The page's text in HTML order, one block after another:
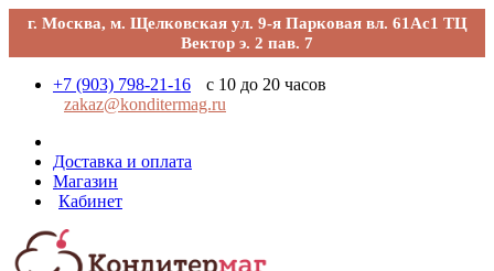
г. Москва, м. Щелковская ул. 9-я Парковая вл. 61Ас1 ТЦ
Вектор э. 2 пав. 7
+7 (903) 798-21-16
с 10 до 20 часов
zakaz@konditermag.ru
Доставка и оплата
Магазин
Кабинет